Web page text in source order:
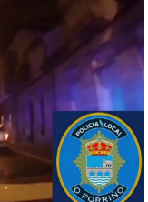
en coche para
El vídeo la policía de O
salvar la vida de una
niña de 2 años